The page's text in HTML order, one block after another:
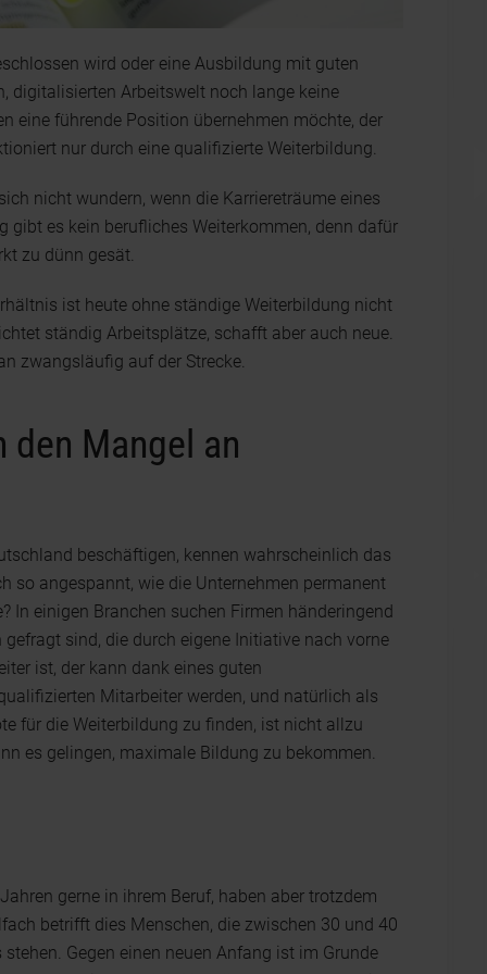
wird oder eine Ausbildung mit guten
digitalisierten Arbeitswelt noch lange keine
eine führende Position übernehmen möchte, der
nur durch eine qualifizierte Weiterbildung.
nicht wundern, wenn die Karriereträume eines
gibt es kein berufliches Weiterkommen, denn dafür
zu dünn gesät.
ist heute ohne ständige Weiterbildung nicht
ständig Arbeitsplätze, schafft aber auch neue.
zwangsläufig auf der Strecke.
Mangel an
beschäftigen, kennen wahrscheinlich das
so angespannt, wie die Unternehmen permanent
In einigen Branchen suchen Firmen händeringend
sind, die durch eigene Initiative nach vorne
ist, der kann dank eines guten
Mitarbeiter werden, und natürlich als
für die Weiterbildung zu finden, ist nicht allzu
es gelingen, maximale Bildung zu bekommen.
gerne in ihrem Beruf, haben aber trotzdem
betrifft dies Menschen, die zwischen 30 und 40
Gegen einen neuen Anfang ist im Grunde